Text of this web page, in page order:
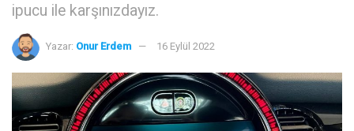
ipucu ile karşınızdayız.
Yazar: Onur Erdem 16 Eylül 2022